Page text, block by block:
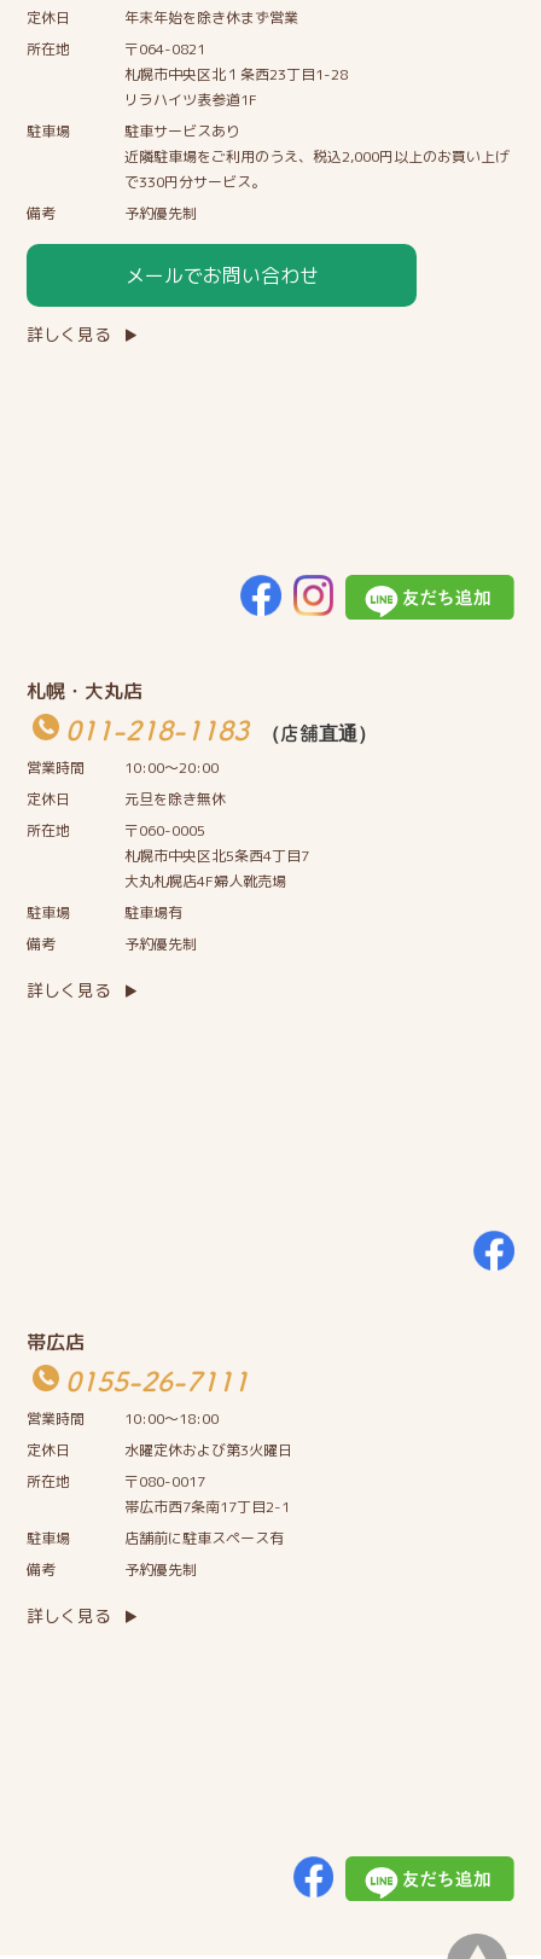
定休日
年末年始を除き休まず営業
所在地
〒064-0821
札幌市中央区北１条西23丁目1-28
リラハイツ表参道1F
駐車場
駐車サービスあり
近隣駐車場をご利用のうえ、税込2,000円以上のお買い上げ
で330円分サービス。
備考
予約優先制
メールでお問い合わせ
詳しく見る
札幌・大丸店
011-218-1183
（店舗直通）
営業時間
10:00〜20:00
定休日
元旦を除き無休
所在地
〒060-0005
札幌市中央区北5条西4丁目7
大丸札幌店4F婦人靴売場
駐車場
駐車場有
備考
予約優先制
詳しく見る
帯広店
0155-26-7111
営業時間
10:00〜18:00
定休日
水曜定休および第3火曜日
所在地
〒080-0017
帯広市西7条南17丁目2-1
駐車場
店舗前に駐車スペース有
備考
予約優先制
詳しく見る